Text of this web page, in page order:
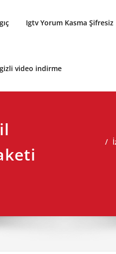
Igtv Yorum Kasma Şifresiz
video indirme